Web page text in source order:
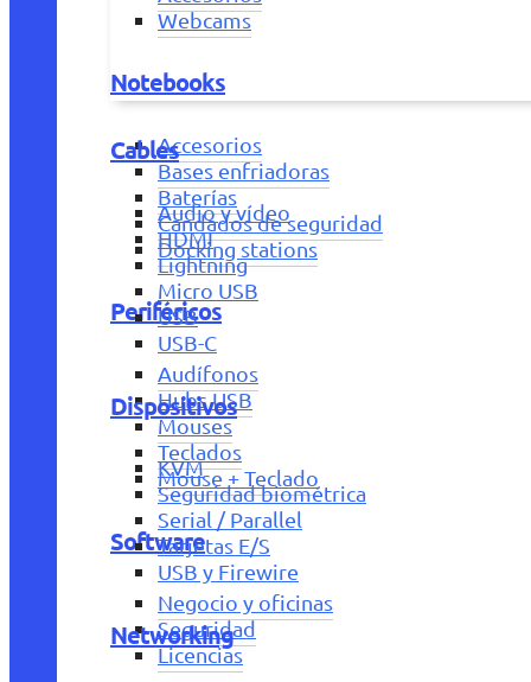
Webcams
Notebooks
Accesorios
Bases enfriadoras
Baterías
Candados de seguridad
Docking stations
Periféricos
Audífonos
Hubs USB
Mouses
Teclados
Mouse + Teclado
Software
Negocio y oficinas
Seguridad
Licencias
Cables
Audio y vídeo
HDMI
Lightning
Micro USB
USB
USB-C
Dispositivos
KVM
Seguridad biométrica
Serial / Parallel
Tarjetas E/S
USB y Firewire
Networking